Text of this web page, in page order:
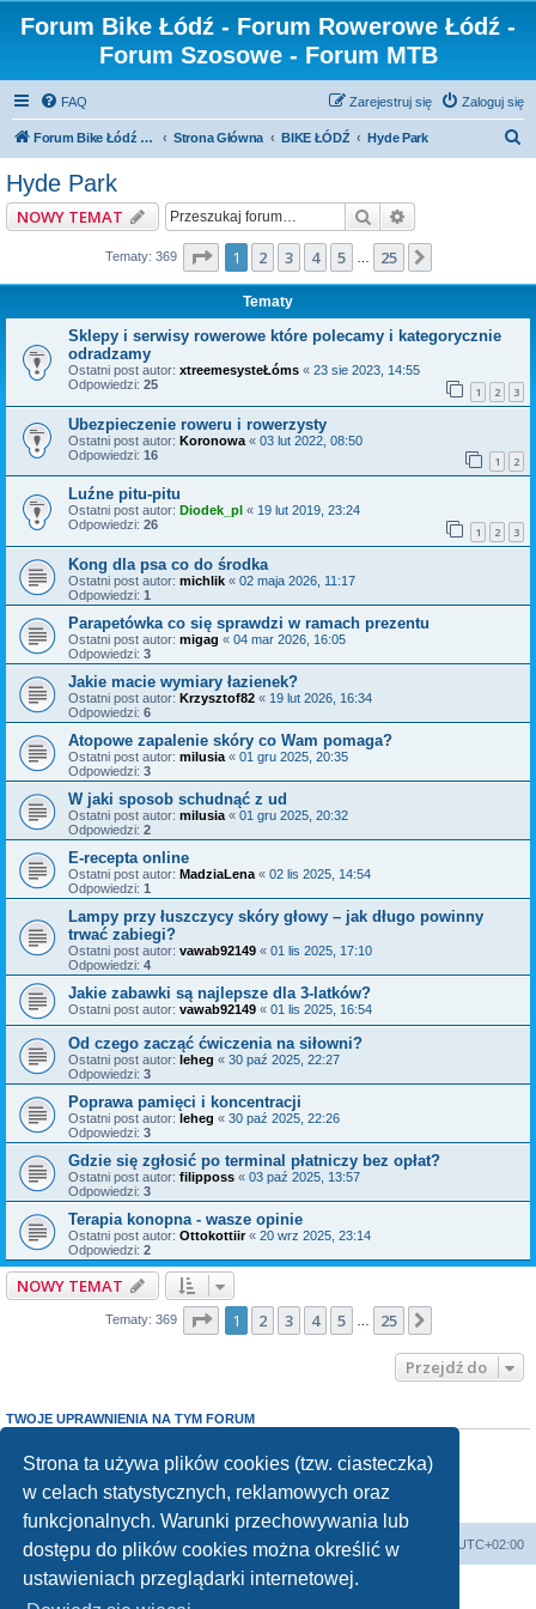
Strona ta używa plików cookies (tzw. ciasteczka)
w celach statystycznych, reklamowych oraz
funkcjonalnych. Warunki przechowywania lub
dostępu do plików cookies można określić w
ustawieniach przeglądarki internetowej.
Forum Bike Łódź - Forum Rowerowe Łódź -
Forum Szosowe - Forum MTB
FAQ Zaloguj się
Zarejestruj się
Forum Bike Łódź - Forum Rowerowe Łódź - Forum Szosowe - Forum MTB Strona Główna BIKE ŁÓDŹ Hyde Park
Hyde Park
NOWY TEMAT Szukaj
Tematy: 369 Strona z25
1 2 3 4 5 25
Tematy
Sklepy i serwisy rowerowe które polecamy i kategorycznie
odradzamy
Ostatni post autor: xtreemesysteŁóms « 23 sie 2023, 14:55
Odpowiedzi: 25 1 2 3
Ubezpieczenie roweru i rowerzysty
Ostatni post autor: Koronowa « 03 lut 2022, 08:50
Odpowiedzi: 16 1 2
Luźne pitu-pitu
Ostatni post autor: Diodek_pl « 19 lut 2019, 23:24
Odpowiedzi: 26 1 2 3
Kong dla psa co do środka
Ostatni post autor: michlik « 02 maja 2026, 11:17
Odpowiedzi: 1
Parapetówka co się sprawdzi w ramach prezentu
Ostatni post autor: migag « 04 mar 2026, 16:05
Odpowiedzi: 3
Jakie macie wymiary łazienek?
Ostatni post autor: Krzysztof82 « 19 lut 2026, 16:34
Odpowiedzi: 6
Atopowe zapalenie skóry co Wam pomaga?
Ostatni post autor: milusia « 01 gru 2025, 20:35
Odpowiedzi: 3
W jaki sposob schudnąć z ud
Ostatni post autor: milusia « 01 gru 2025, 20:32
Odpowiedzi: 2
E-recepta online
Ostatni post autor: MadziaLena « 02 lis 2025, 14:54
Odpowiedzi: 1
Lampy przy łuszczycy skóry głowy – jak długo powinny
trwać zabiegi?
Ostatni post autor: vawab92149 « 01 lis 2025, 17:10
Odpowiedzi: 4
Jakie zabawki są najlepsze dla 3-latków?
Ostatni post autor: vawab92149 « 01 lis 2025, 16:54
Od czego zacząć ćwiczenia na siłowni?
Ostatni post autor: leheg « 30 paź 2025, 22:27
Odpowiedzi: 3
Poprawa pamięci i koncentracji
Ostatni post autor: leheg « 30 paź 2025, 22:26
Odpowiedzi: 3
Gdzie się zgłosić po terminal płatniczy bez opłat?
Ostatni post autor: filipposs « 03 paź 2025, 13:57
Odpowiedzi: 3
Terapia konopna - wasze opinie
Ostatni post autor: Ottokottiir« 20 wrz 2025, 23:14
Odpowiedzi: 2
NOWY TEMAT
Tematy: 369 Strona z25
1 2 3 4 5 25
Przejdź do
TWOJE UPRAWNIENIA NA TYM FORUM
Nie możesz odpowiadać w tematach
Nie możesz zmieniać swoich postów
Nie możeszusuwać swoich postów
Forum Bike Łódź - Forum Rowerowe Łódź - Forum Szosowe - Forum MTB Strona Główna Strefa czasowa UTC+02:00
Linki partnerskie:strony www lodz,Fotografia Analogowa